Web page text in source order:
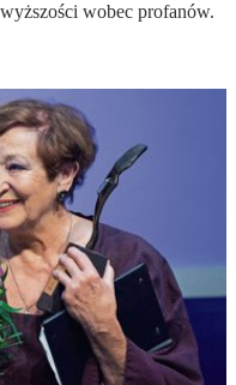
wobec profanów.